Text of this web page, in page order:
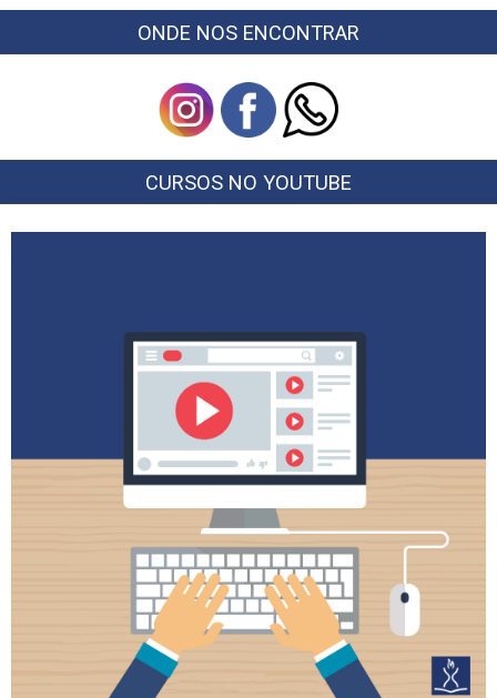
ONDE NOS ENCONTRAR
CURSOS NO YOUTUBE